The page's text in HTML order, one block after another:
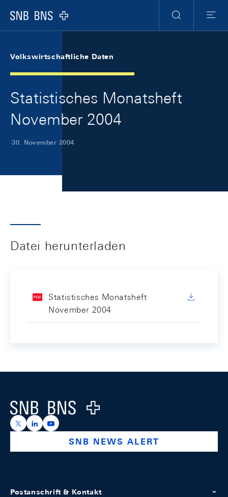
Logo
Suche
Menu
Volkswirtschaftliche Daten
Statistisches Monatsheft
November 2004
30. November 2004
Datei herunterladen
Statistisches Monatsheft
November 2004
Logo
https://x.com/snb_bns
https://ch.linkedin.com/company/swiss-national-
https://www.youtube.com/@swissnationalbank
SNB NEWS ALERT
Postanschrift & Kontakt